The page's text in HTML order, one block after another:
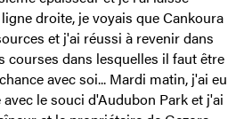
droite, je voyais que Cankoura
et j'ai réussi à revenir dans
courses dans lesquelles il faut être
avec soi... Mardi matin, j'ai eu
le souci d'Audubon Park et j'ai